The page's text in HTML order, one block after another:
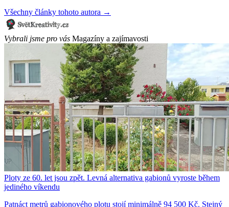
Všechny články tohoto autora →
Vybrali jsme pro vás Magazíny a zajímavosti
Ploty ze 60. let jsou zpět. Levná alternativa gabionů vyroste během
jediného víkendu
Patnáct metrů gabionového plotu stojí minimálně 94 500 Kč. Stejný